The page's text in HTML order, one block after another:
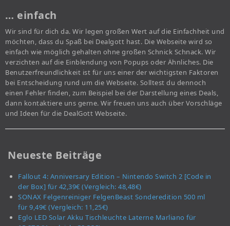
… einfach
Wir sind für dich da. Wir legen großen Wert auf die Einfachheit und
möchten, dass du Spaß bei Dealgott hast. Die Webseite wird so
einfach wie möglich gehalten ohne großen Schnick Schnack. Wir
verzichten auf die Einblendung von Popups oder Ähnliches. Die
Benutzerfreundlichkeit ist für uns einer der wichtigsten Faktoren
bei Entscheidung rund um die Webseite. Solltest du dennoch
einen Fehler finden, zum Beispiel bei der Darstellung eines Deals,
dann kontaktiere uns gerne. Wir freuen uns auch über Vorschläge
und Ideen für die DealGott Webseite.
Neueste Beiträge
Fallout 4: Anniversary Edition – Nintendo Switch 2 [Code in
der Box] für 42,39€ (Vergleich: 48,48€)
SONAX Felgenreiniger FelgenBeast Sonderedition 500 ml
für 9,49€ (Vergleich: 11,25€)
Eglo LED Solar Akku Tischleuchte Laterne Marliano für